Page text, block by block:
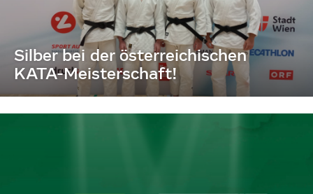
Silber bei der österreichischen
KATA-Meisterschaft!